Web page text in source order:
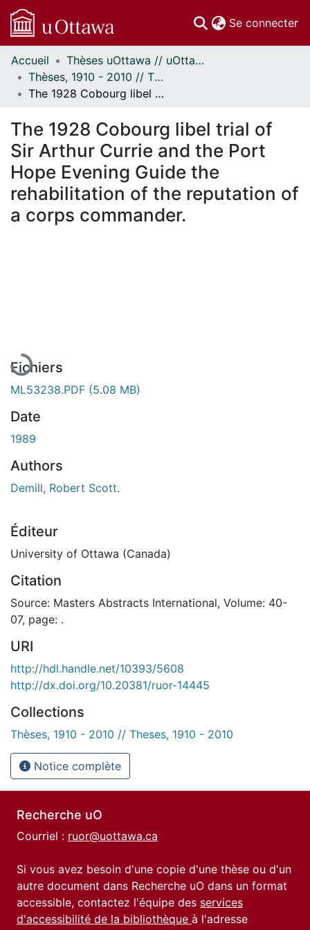
Se connecter
Communautés
et collections
Parcourir
À propos
Accueil
Thèses uOttawa // uOttawa Theses
Thèses, 1910 - 2010 // Theses, 1910 - 2010
The 1928 Cobourg libel trial of Sir Arthur Currie and the Port Hope Evening Guide the rehabilitation of the reputation of a corps commander.
The 1928 Cobourg libel trial of
Sir Arthur Currie and the Port
Hope Evening Guide the
rehabilitation of the reputation of
a corps commander.
Fichiers
ML53238.PDF (5.08 MB)
Date
1989
Authors
Demill, Robert Scott.
Éditeur
University of Ottawa (Canada)
Citation
Source: Masters Abstracts International, Volume: 40-
07, page: .
URI
http://hdl.handle.net/10393/5608
http://dx.doi.org/10.20381/ruor-14445
Collections
Thèses, 1910 - 2010 // Theses, 1910 - 2010
Notice complète
Recherche uO
Courriel : ruor@uottawa.ca
Si vous avez besoin d'une copie d'une thèse ou d'un
autre document dans Recherche uO dans un format
accessible, contactez l'équipe des services
d'accessibilité de la bibliothèque à l'adresse